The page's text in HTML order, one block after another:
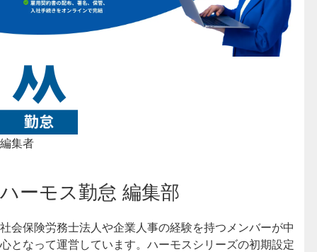
編集者
ハーモス勤怠 編集部
社会保険労務士法人や企業人事の経験を持つメンバーが中
心となって運営しています。ハーモスシリーズの初期設定